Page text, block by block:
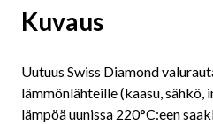
Kuvaus
Uutuus Swiss Diamond
lämmönlähteille (kaasu, sähkö,
lämpöä uunissa 220°C:een